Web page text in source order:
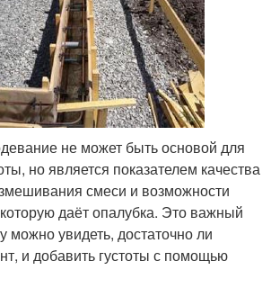
не может быть основой для
но является показателем качества
смеси и возможности
даёт опалубка. Это важный
можно увидеть, достаточно ли
и добавить густоты с помощью